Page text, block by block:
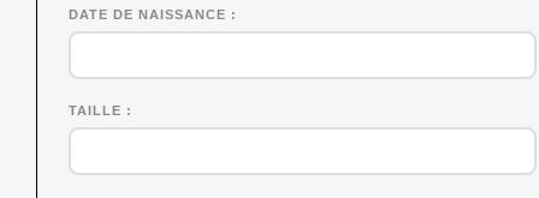
DATE DE NAISSANCE
TAILLE